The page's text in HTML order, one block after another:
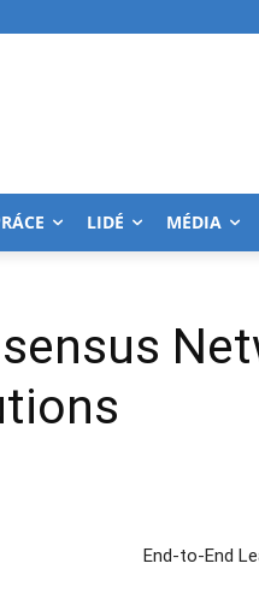
LIDÉ MÉDIA
End-to-End